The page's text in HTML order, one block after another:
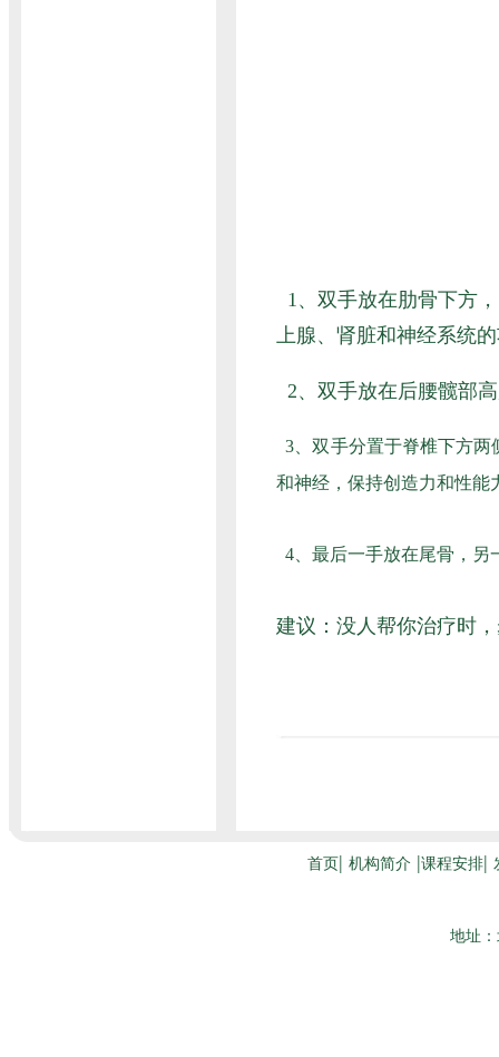
1、双手放在肋骨下方
上腺、肾脏和神经系统
2、双手放在后腰髋部
3、双手分置于脊椎下方
和神经，保持创造力和性能
4、最后一手放在尾骨，
建议：没人帮你治疗时